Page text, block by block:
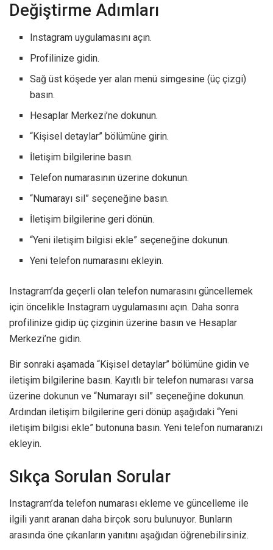
Değiştirme Adımları
Instagram uygulamasını açın.
Profilinize gidin.
Sağ üst köşede yer alan menü simgesine (üç çizgi)
basın.
Hesaplar Merkezi’ne dokunun.
“Kişisel detaylar” bölümüne girin.
İletişim bilgilerine basın.
Telefon numarasının üzerine dokunun.
“Numarayı sil” seçeneğine basın.
İletişim bilgilerine geri dönün.
“Yeni iletişim bilgisi ekle” seçeneğine dokunun.
Yeni telefon numarasını ekleyin.
Instagram’da geçerli olan telefon numarasını güncellemek
için öncelikle Instagram uygulamasını açın. Daha sonra
profilinize gidip üç çizginin üzerine basın ve Hesaplar
Merkezi’ne gidin.
Bir sonraki aşamada “Kişisel detaylar” bölümüne gidin ve
iletişim bilgilerine basın. Kayıtlı bir telefon numarası varsa
üzerine dokunun ve “Numarayı sil” seçeneğine dokunun.
Ardından iletişim bilgilerine geri dönüp aşağıdaki “Yeni
iletişim bilgisi ekle” butonuna basın. Yeni telefon numaranızı
ekleyin.
Sıkça Sorulan Sorular
Instagram’da telefon numarası ekleme ve güncelleme ile
ilgili yanıt aranan daha birçok soru bulunuyor. Bunların
arasında öne çıkanların yanıtını aşağıdan öğrenebilirsiniz.